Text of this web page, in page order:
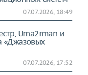
07.07.2026, 18:49
Uma2rman и
«Джазовых
07.07.2026, 17:52